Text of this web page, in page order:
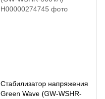
Стабилизатор напряжения
Green Wave (GW-WSHR-